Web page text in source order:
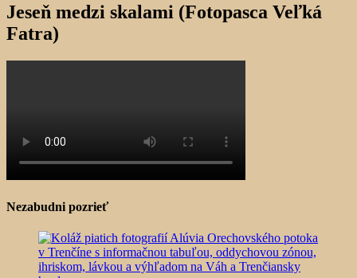
Jeseň medzi skalami (Fotopasca Veľká
Fatra)
Nezabudni pozrieť